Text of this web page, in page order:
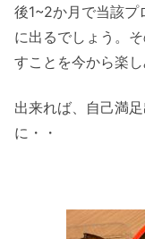
後1~2か月で当該プ
に出るでしょう。
すことを今から楽し
出来れば、自己満
に・・